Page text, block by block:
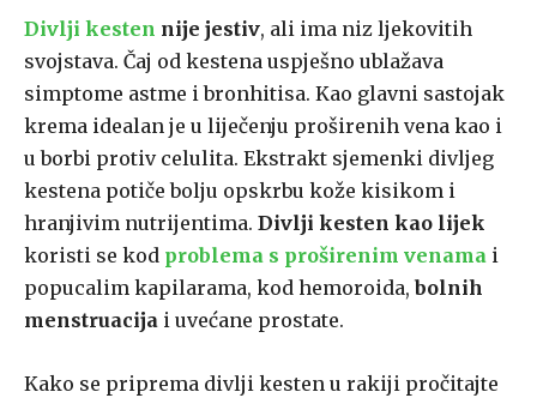
Divlji kesten nije jestiv, ali ima niz ljekovitih
svojstava. Čaj od kestena uspješno ublažava
simptome astme i bronhitisa. Kao glavni sastojak
krema idealan je u liječenju proširenih vena kao i
u borbi protiv celulita. Ekstrakt sjemenki divljeg
kestena potiče bolju opskrbu kože kisikom i
hranjivim nutrijentima. Divlji kesten kao lijek
koristi se kod problema s proširenim venama i
popucalim kapilarama, kod hemoroida,bolnih
menstruacija i uvećane prostate.
Kako se priprema divlji kesten u rakiji pročitajte